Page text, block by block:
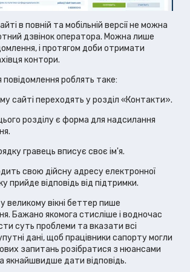
в повній та мобільній версії не можна
дзвінок оператора. Можна лише
і протягом доби отримати
контори.
роблять таке:
сайті переходять у розділ «Контакти».
розділу є форма для надсилання
гравець вписує своє ім'я.
свою дійсну адресу електронної
прийде відповідь від підтримки.
у великому вікні беттер пише
Бажано якомога стисліше і водночас
суть проблеми та вказати всі
дані, щоб працівники сапорту могли
запитань розібратися з нюансами
якнайшвидше дати відповідь.